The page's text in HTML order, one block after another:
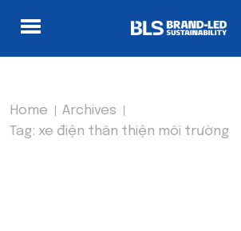
Home
Archives
Tag: xe điện thân thiện môi trường